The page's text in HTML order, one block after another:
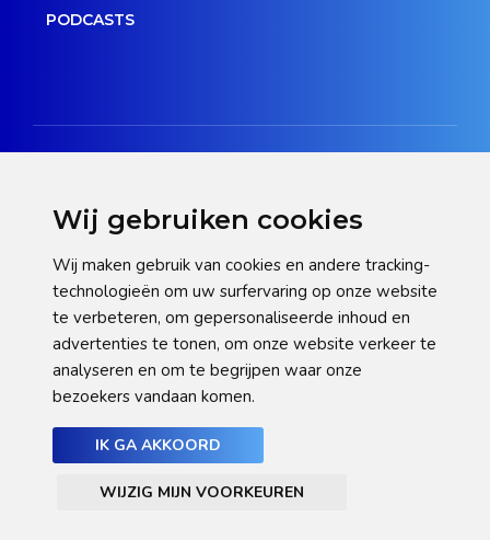
Wij gebruiken cookies
Wij maken gebruik van cookies en andere tracking-
technologieën om uw surfervaring op onze website
te verbeteren, om gepersonaliseerde inhoud en
advertenties te tonen, om onze website verkeer te
analyseren en om te begrijpen waar onze
bezoekers vandaan komen.
IK GA AKKOORD
WIJZIG MIJN VOORKEUREN
PODCASTS
Privacy verklaring
Cookie statement
Pas hier uw cookie-instellingen aan